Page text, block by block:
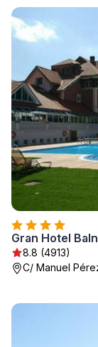
Gran Hotel
8.8 (4913)
C/ Manuel